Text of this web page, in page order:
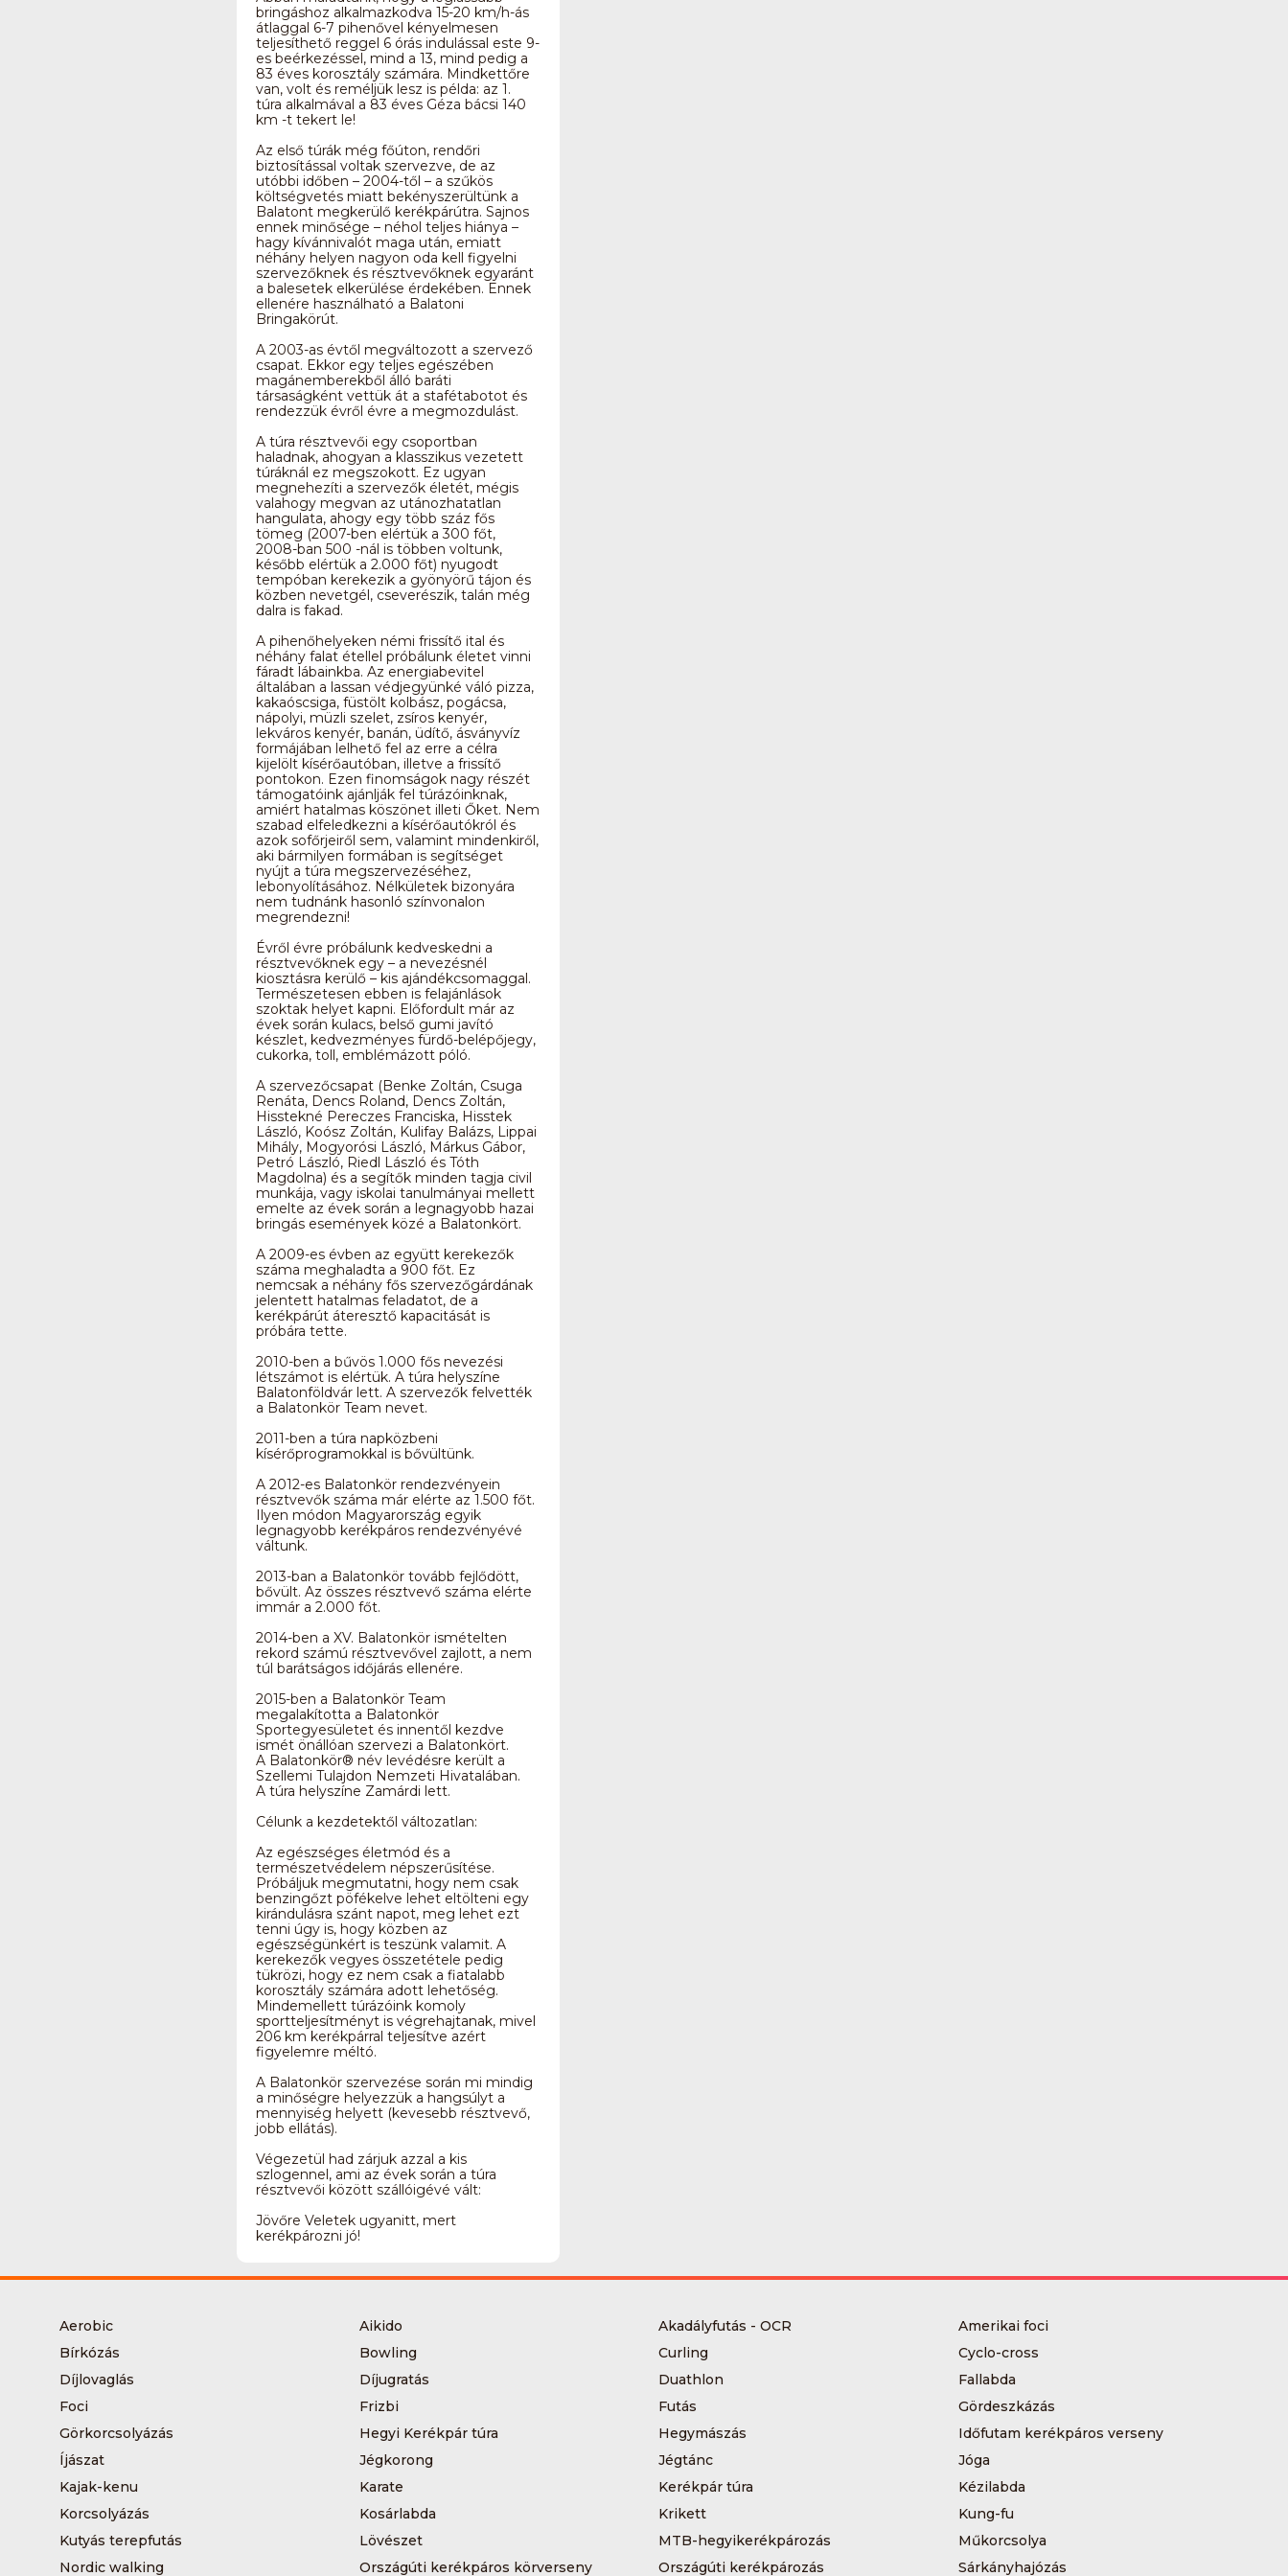
bringáshoz alkalmazkodva 15-20 km/h-ás
átlaggal 6-7 pihenővel kényelmesen
teljesíthető reggel 6 órás indulással este 9-
es beérkezéssel, mind a 13, mind pedig a
83 éves korosztály számára. Mindkettőre
van, volt és reméljük lesz is példa: az 1.
túra alkalmával a 83 éves Géza bácsi 140
km -t tekert le!
Az első túrák még főúton, rendőri
biztosítással voltak szervezve, de az
utóbbi időben – 2004-től – a szűkös
költségvetés miatt bekényszerültünk a
Balatont megkerülő kerékpárútra. Sajnos
ennek minősége – néhol teljes hiánya –
hagy kívánnivalót maga után, emiatt
néhány helyen nagyon oda kell figyelni
szervezőknek és résztvevőknek egyaránt
a balesetek elkerülése érdekében. Ennek
ellenére használható a Balatoni
Bringakörút.
A 2003-as évtől megváltozott a szervező
csapat. Ekkor egy teljes egészében
magánemberekből álló baráti
társaságként vettük át a stafétabotot és
rendezzük évről évre a megmozdulást.
A túra résztvevői egy csoportban
haladnak, ahogyan a klasszikus vezetett
túráknál ez megszokott. Ez ugyan
megnehezíti a szervezők életét, mégis
valahogy megvan az utánozhatatlan
hangulata, ahogy egy több száz fős
tömeg (2007-ben elértük a 300 főt,
2008-ban 500 -nál is többen voltunk,
később elértük a 2.000 főt) nyugodt
tempóban kerekezik a gyönyörű tájon és
közben nevetgél, cseverészik, talán még
dalra is fakad.
A pihenőhelyeken némi frissítő ital és
néhány falat étellel próbálunk életet vinni
fáradt lábainkba. Az energiabevitel
általában a lassan védjegyünké váló pizza,
kakaóscsiga, füstölt kolbász, pogácsa,
nápolyi, müzli szelet, zsíros kenyér,
lekváros kenyér, banán, üdítő, ásványvíz
formájában lelhető fel az erre a célra
kijelölt kísérőautóban, illetve a frissítő
pontokon. Ezen finomságok nagy részét
támogatóink ajánlják fel túrázóinknak,
amiért hatalmas köszönet illeti Őket. Nem
szabad elfeledkezni a kísérőautókról és
azok sofőrjeiről sem, valamint mindenkiről,
aki bármilyen formában is segítséget
nyújt a túra megszervezéséhez,
lebonyolításához. Nélkületek bizonyára
nem tudnánk hasonló színvonalon
megrendezni!
Évről évre próbálunk kedveskedni a
résztvevőknek egy – a nevezésnél
kiosztásra kerülő – kis ajándékcsomaggal.
Természetesen ebben is felajánlások
szoktak helyet kapni. Előfordult már az
évek során kulacs, belső gumi javító
készlet, kedvezményes fürdő-belépőjegy,
cukorka, toll, emblémázott póló.
A szervezőcsapat (Benke Zoltán, Csuga
Renáta, Dencs Roland, Dencs Zoltán,
Hisstekné Pereczes Franciska, Hisstek
László, Koósz Zoltán, Kulifay Balázs, Lippai
Mihály, Mogyorósi László, Márkus Gábor,
Petró László, Riedl László és Tóth
Magdolna) és a segítők minden tagja civil
munkája, vagy iskolai tanulmányai mellett
emelte az évek során a legnagyobb hazai
bringás események közé a Balatonkört.
A 2009-es évben az együtt kerekezők
száma meghaladta a 900 főt. Ez
nemcsak a néhány fős szervezőgárdának
jelentett hatalmas feladatot, de a
kerékpárút áteresztő kapacitását is
próbára tette.
2010-ben a bűvös 1.000 fős nevezési
létszámot is elértük. A túra helyszíne
Balatonföldvár lett. A szervezők felvették
a Balatonkör Team nevet.
2011-ben a túra napközbeni
kísérőprogramokkal is bővültünk.
A 2012-es Balatonkör rendezvényein
résztvevők száma már elérte az 1.500 főt.
Ilyen módon Magyarország egyik
legnagyobb kerékpáros rendezvényévé
váltunk.
2013-ban a Balatonkör tovább fejlődött,
bővült. Az összes résztvevő száma elérte
immár a 2.000 főt.
2014-ben a XV. Balatonkör ismételten
rekord számú résztvevővel zajlott, a nem
túl barátságos időjárás ellenére.
2015-ben a Balatonkör Team
megalakította a Balatonkör
Sportegyesületet és innentől kezdve
ismét önállóan szervezi a Balatonkört.
A Balatonkör® név levédésre került a
Szellemi Tulajdon Nemzeti Hivatalában.
A túra helyszíne Zamárdi lett.
Célunk a kezdetektől változatlan:
Az egészséges életmód és a
természetvédelem népszerűsítése.
Próbáljuk megmutatni, hogy nem csak
benzingőzt pöfékelve lehet eltölteni egy
kirándulásra szánt napot, meg lehet ezt
tenni úgy is, hogy közben az
egészségünkért is teszünk valamit. A
kerekezők vegyes összetétele pedig
tükrözi, hogy ez nem csak a fiatalabb
korosztály számára adott lehetőség.
Mindemellett túrázóink komoly
sportteljesítményt is végrehajtanak, mivel
206 km kerékpárral teljesítve azért
figyelemre méltó.
A Balatonkör szervezése során mi mindig
a minőségre helyezzük a hangsúlyt a
mennyiség helyett (kevesebb résztvevő,
jobb ellátás).
Végezetül had zárjuk azzal a kis
szlogennel, ami az évek során a túra
résztvevői között szállóigévé vált:
Jövőre Veletek ugyanitt, mert
kerékpározni jó!
Aerobic Aikido Akadályfutás - OCR
Amerikai foci
Bírkózás
Bowling Curling
Cyclo-cross
Díjlovaglás
Díjugratás Duathlon
Fallabda
Foci
Frizbi Futás
Gördeszkázás
Görkorcsolyázás
Hegyi Kerékpár túra Hegymászás
Időfutam kerékpáros verseny
Íjászat
Jégkorong Jégtánc
Jóga
Kajak-kenu
Karate Kerékpár túra
Kézilabda
Korcsolyázás
Kosárlabda Krikett
Kung-fu
Kutyás terepfutás
Lövészet MTB-hegyikerékpározás
Műkorcsolya
Nordic walking
Országúti kerékpáros körverseny Országúti kerékpározás Sárkányhajózás